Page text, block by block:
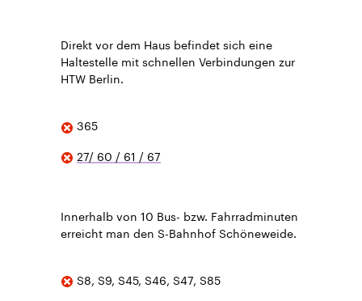
Direkt vor dem Haus befindet sich eine
Haltestelle mit schnellen Verbindungen zur
HTW Berlin.
365
27/ 60 / 61 / 67
Innerhalb von 10 Bus- bzw. Fahrradminuten
erreicht man den S-Bahnhof Schöneweide.
S8, S9, S45, S46, S47, S85